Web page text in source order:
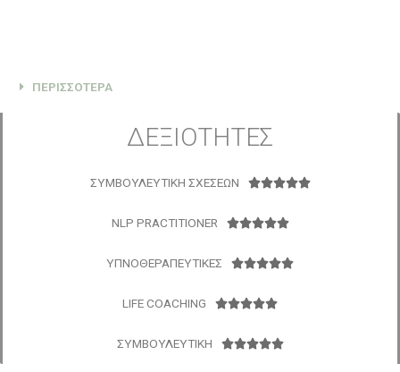
ΠΕΡΙΣΣΟΤΕΡΑ
ΔΕΞΙΟΤΗΤΕΣ
ΣΥΜΒΟΥΛΕΥΤΙΚΗ ΣΧΕΣΕΩΝ 
NLP PRACTITIONER 
ΥΠΝΟΘΕΡΑΠΕΥΤΙΚΕΣ 
LIFE COACHING 
ΣΥΜΒΟΥΛΕΥΤΙΚΗ 